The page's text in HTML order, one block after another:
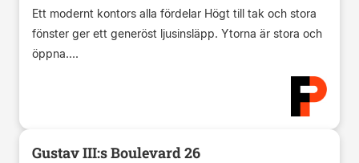
Ett modernt kontors alla fördelar Högt till tak och stora
fönster ger ett generöst ljusinsläpp. Ytorna är stora och
öppna....
Gustav III:s Boulevard 26